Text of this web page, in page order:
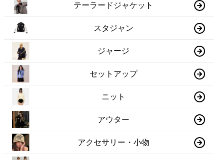
テーラードジャケット
スタジャン
ジャージ
セットアップ
ニット
アウター
アクセサリー・小物